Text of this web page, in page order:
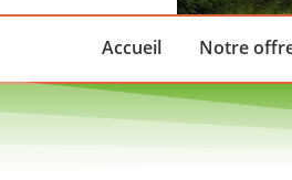
Accueil Notre